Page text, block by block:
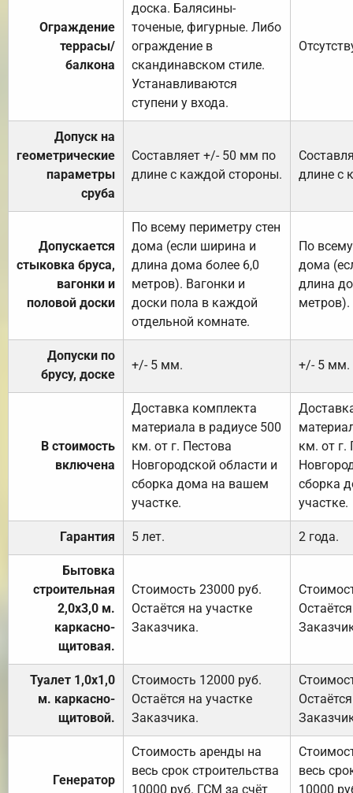
Ограждение
террасы/
балкона
доска. Балясины-
точеные, фигурные. Либо
ограждение в
скандинавском стиле.
Устанавливаются
ступени у входа.
Допуск на
геометрические
параметры
сруба
Составляет +/- 50 мм по
длине с каждой стороны.
длине с
Допускается
стыковка бруса,
вагонки и
половой доски
По всему периметру стен
дома (если ширина и
длина дома более 6,0
метров). Вагонки и
доски пола в каждой
отдельной комнате.
По
дома
длина
метров).
Допуски по
брусу, доске
+/- 5 мм. +/- 5 мм.
В стоимость
включена
Доставка комплекта
материала в радиусе 500
км. от г. Пестова
Новгородской области и
сборка дома на вашем
участке.
км. от г.
сборка
участке.
Гарантия 5 лет. 2 года.
Бытовка
строительная
2,0х3,0 м.
каркасно-
щитовая.
Стоимость 23000 руб.
Остаётся на участке
Заказчика.
Туалет 1,0х1,0
м. каркасно-
щитовой.
Стоимость 12000 руб.
Остаётся на участке
Заказчика.
Генератор
Стоимость аренды на
весь срок строительства
10000 руб. ГСМ за счёт
весь
10000